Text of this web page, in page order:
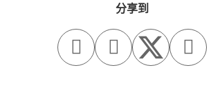
分享到
  